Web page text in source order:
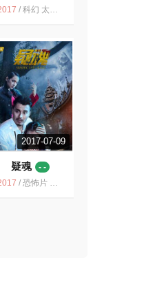
城
6.9
/科幻 太空 奇幻 冒险 2017 动作 法国 美国
2017-07-09
疑魂
- -
/恐怖片 中国大陆 搞笑 恐怖惊悚悬疑重口血腥 恐怖 kuaikaishe 惊悚 差